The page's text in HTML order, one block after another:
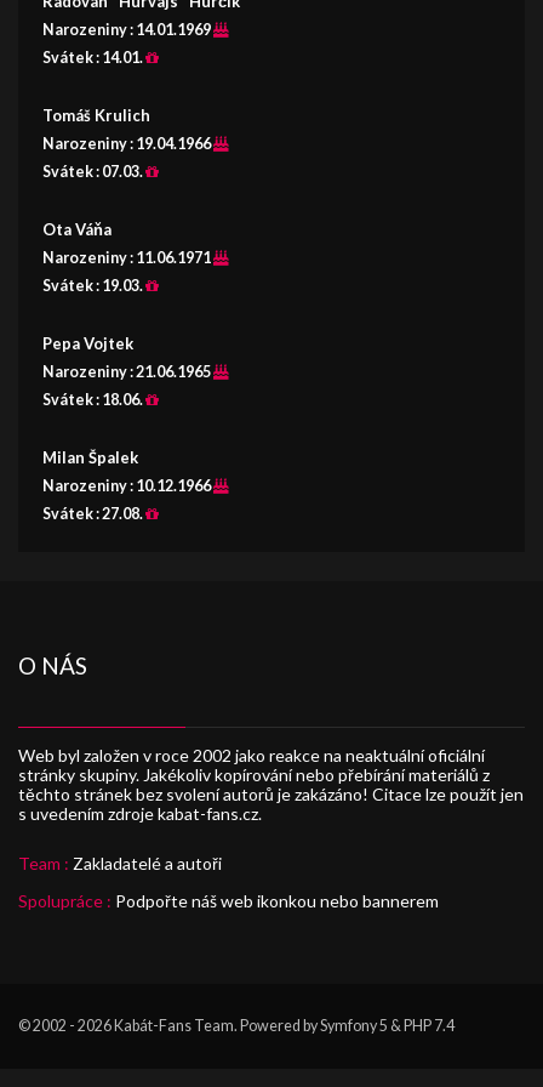
Narozeniny : 14.01.1969
Svátek : 14.01.
Tomáš Krulich
Narozeniny : 19.04.1966
Svátek : 07.03.
Ota Váňa
Narozeniny : 11.06.1971
Svátek : 19.03.
Pepa Vojtek
Narozeniny :21.06.1965
Svátek : 18.06.
Milan Špalek
Narozeniny : 10.12.1966
Svátek :27.08.
O NÁS
Web byl založen v roce 2002 jako reakce na neaktuální oficiální
stránky skupiny. Jakékoliv kopírování nebo přebírání materiálů z
těchto stránek bez svolení autorů je zakázáno! Citace lze použít jen
s uvedením zdroje kabat-fans.cz.
Team : Zakladatelé a autoři
Spolupráce : Podpořte náš web ikonkou nebo bannerem
© 2002 - 2026 Kabát-Fans Team. Powered by Symfony 5 & PHP 7.4